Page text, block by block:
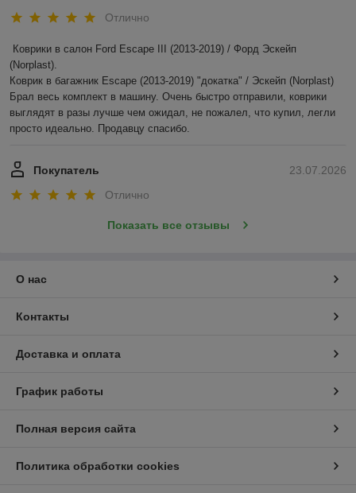
Отлично
Коврики в салон Ford Escape III (2013-2019) / Форд Эскейп
(Norplast).
Коврик в багажник Escape (2013-2019) "докатка" / Эскейп (Norplast)
Брал весь комплект в машину. Очень быстро отправили, коврики
выглядят в разы лучше чем ожидал, не пожалел, что купил, легли
просто идеально. Продавцу спасибо.
23.07.2026
Покупатель
Отлично
Показать все отзывы
О нас
Контакты
Доставка и оплата
График работы
Полная версия сайта
Политика обработки cookies